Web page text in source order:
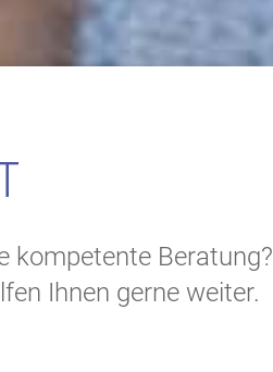
kompetente Beratung?
Ihnen gerne weiter.